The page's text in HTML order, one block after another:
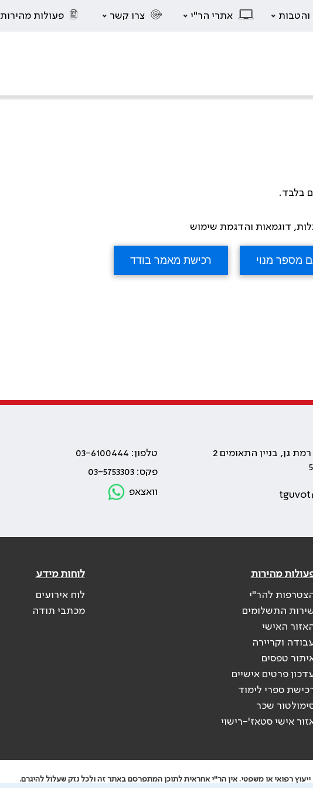
והטבות אתרי הר"י צרו קשר פעולות מהירות
בלבד.
דוגמאות והדגמת שימוש
טלפון: 03-6100444
פקס: 03-5753303
וואצאפ
מהירות
להר"י
התשלומים
האישי
וקריירה
טפסים
פרטים אישיים
ספרי לימוד
שכר
אישי סטאז'-רישוי
לוחות מידע
לוח אירועים
מכתבי תודה
רפואי או משפטי. אין הר"י אחראית לתוכן המתפרסם באתר זה ולכל נזק שעלול להיגרם.